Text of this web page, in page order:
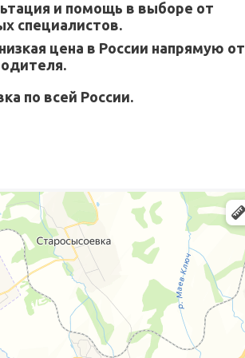
и помощь в выборе от
специалистов.
цена в России напрямую от
по всей России.